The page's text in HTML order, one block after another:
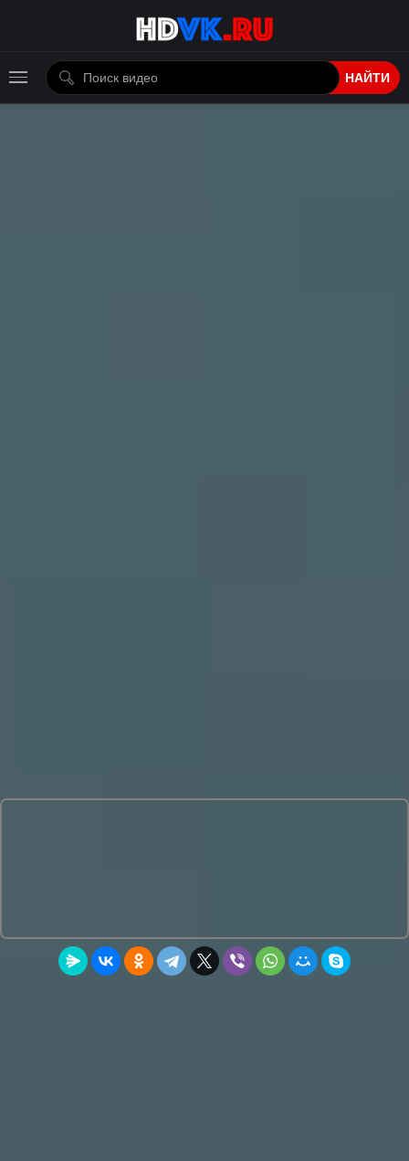
НАЙТИ